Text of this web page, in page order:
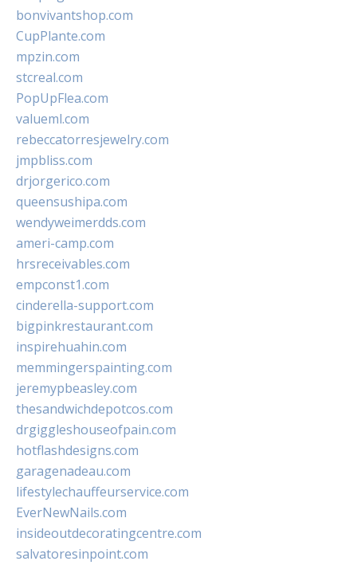
bonvivantshop.com
CupPlante.com
mpzin.com
stcreal.com
PopUpFlea.com
valueml.com
rebeccatorresjewelry.com
jmpbliss.com
drjorgerico.com
queensushipa.com
wendyweimerdds.com
ameri-camp.com
hrsreceivables.com
empconst1.com
cinderella-support.com
bigpinkrestaurant.com
inspirehuahin.com
memmingerspainting.com
jeremypbeasley.com
thesandwichdepotcos.com
drgiggleshouseofpain.com
hotflashdesigns.com
garagenadeau.com
lifestylechauffeurservice.com
EverNewNails.com
insideoutdecoratingcentre.com
salvatoresinpoint.com